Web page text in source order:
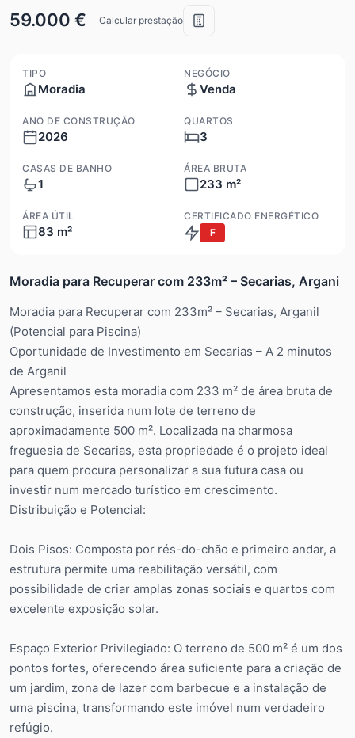
59.000 €
Calcular prestação
TIPO
Moradia
NEGÓCIO
Venda
ANO DE CONSTRUÇÃO
2026
QUARTOS
3
CASAS DE BANHO
1
ÁREA BRUTA
233 m²
ÁREA ÚTIL
83 m²
CERTIFICADO ENERGÉTICO
F
Moradia para Recuperar com 233m² – Secarias, Argani
Moradia para Recuperar com 233m² – Secarias, Arganil
(Potencial para Piscina)
Oportunidade de Investimento em Secarias – A 2 minutos
de Arganil
Apresentamos esta moradia com 233 m² de área bruta de
construção, inserida num lote de terreno de
aproximadamente 500 m². Localizada na charmosa
freguesia de Secarias, esta propriedade é o projeto ideal
para quem procura personalizar a sua futura casa ou
investir num mercado turístico em crescimento.
Distribuição e Potencial:
⁠Dois Pisos: Composta por rés-do-chão e primeiro andar, a
estrutura permite uma reabilitação versátil, com
possibilidade de criar amplas zonas sociais e quartos com
excelente exposição solar.
⁠Espaço Exterior Privilegiado: O terreno de 500 m² é um dos
pontos fortes, oferecendo área suficiente para a criação de
um jardim, zona de lazer com barbecue e a instalação de
uma piscina, transformando este imóvel num verdadeiro
refúgio.